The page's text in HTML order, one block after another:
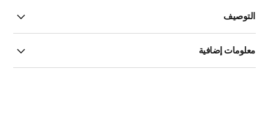
التوصيف
معلومات إضافية